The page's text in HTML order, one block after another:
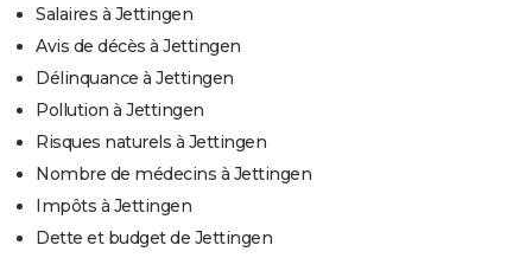
Salaires à Jettingen
Avis de décès à Jettingen
Délinquance à Jettingen
Pollution à Jettingen
Risques naturels à Jettingen
Nombre de médecins à Jettingen
Impôts à Jettingen
Dette et budget de Jettingen